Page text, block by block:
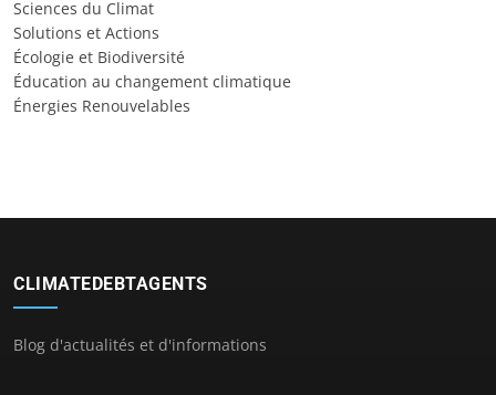
Sciences du Climat
Solutions et Actions
Écologie et Biodiversité
Éducation au changement climatique
Énergies Renouvelables
CLIMATEDEBTAGENTS
Blog d'actualités et d'informations